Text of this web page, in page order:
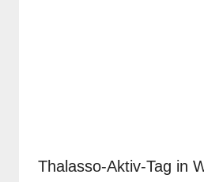
Thalasso-Aktiv-Tag in